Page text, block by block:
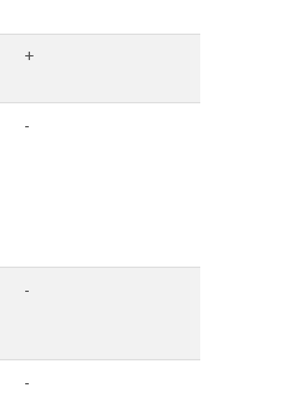
+
-
-
-